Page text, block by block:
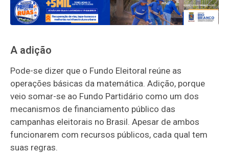
A adição
Pode-se dizer que o Fundo Eleitoral reúne as
operações básicas da matemática. Adição, porque
veio somar-se ao Fundo Partidário como um dos
mecanismos de financiamento público das
campanhas eleitorais no Brasil. Apesar de ambos
funcionarem com recursos públicos, cada qual tem
suas regras.